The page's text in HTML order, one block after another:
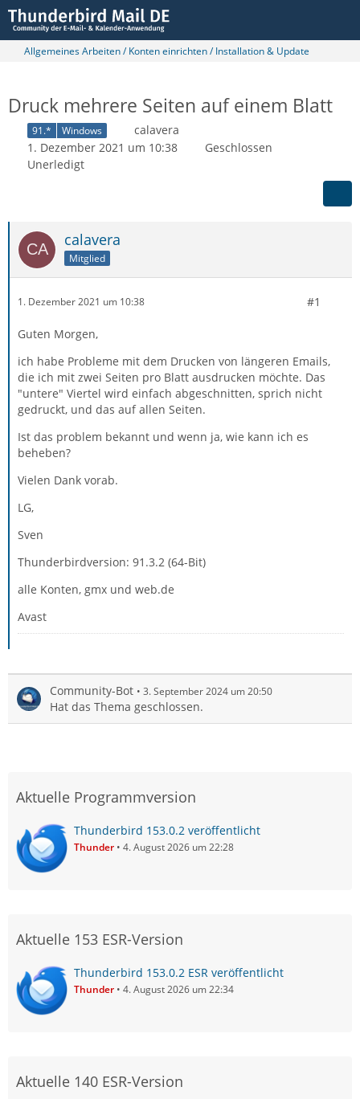
Allgemeines Arbeiten / Konten einrichten / Installation & Update
Druck mehrere Seiten auf einem Blatt
91.* Windows
calavera
1. Dezember 2021 um 10:38
Geschlossen
Unerledigt
calavera
Mitglied
1. Dezember 2021 um 10:38 #1
Guten Morgen,
ich habe Probleme mit dem Drucken von längeren Emails,
die ich mit zwei Seiten pro Blatt ausdrucken möchte. Das
"untere" Viertel wird einfach abgeschnitten, sprich nicht
gedruckt, und das auf allen Seiten.
Ist das problem bekannt und wenn ja, wie kann ich es
beheben?
Vielen Dank vorab.
LG,
Sven
Thunderbirdversion: 91.3.2 (64-Bit)
alle Konten, gmx und web.de
Avast
Community-Bot 3. September 2024 um 20:50
Hat das Thema geschlossen.
Aktuelle Programmversion
Thunderbird 153.0.2 veröffentlicht
Thunder 4. August 2026 um 22:28
Aktuelle 153 ESR-Version
Thunderbird 153.0.2 ESR veröffentlicht
Thunder 4. August 2026 um 22:34
Aktuelle 140 ESR-Version